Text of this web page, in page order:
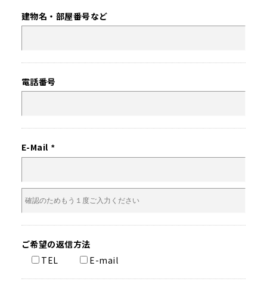
建物名・ 部屋番号など
電話番号
E-Mail *
ご希望の返信方法
TEL
E-mail